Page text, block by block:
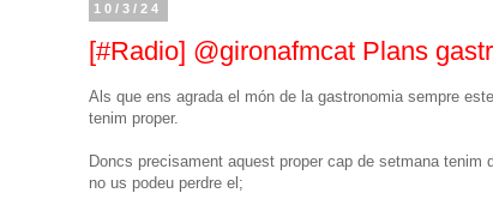
10/3/24
[#Radio] @gironafmcat Plans
Als que ens agrada el món de la gastronomia sempre
tenim proper.
Doncs precisament aquest proper cap de setmana
no us podeu perdre el;